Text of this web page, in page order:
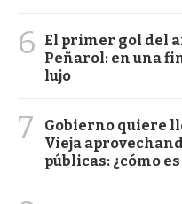
6
El primer gol del
Peñarol: en una
lujo
7
Gobierno quiere
Vieja
públicas: ¿cómo